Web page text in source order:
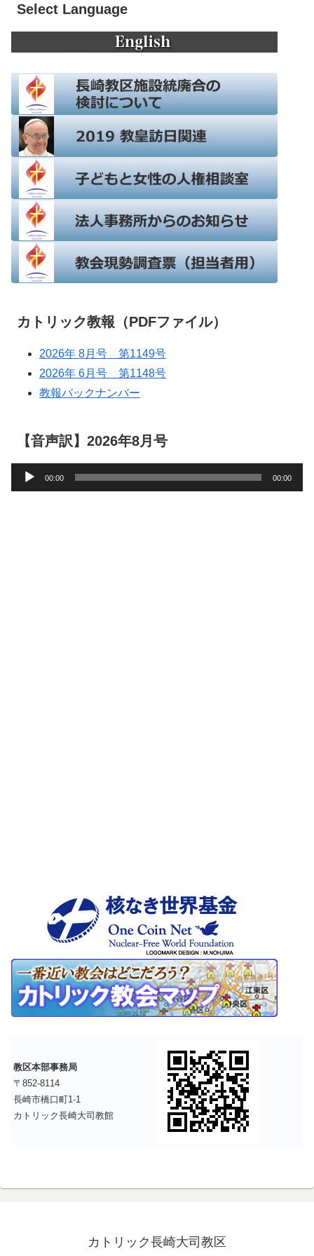
Select Language
カトリック教報（PDFファイル）
2026年 8月号 第1149号
2026年 6月号 第1148号
教報バックナンバー
【音声訳】2026年8月号
声
00:00 00:00
教区本部事務局
〒852-8114
長崎市橋口町1-1
カトリック長崎大司教館
カトリック長崎大司教区